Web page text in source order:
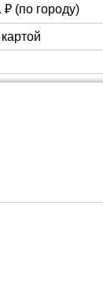
₽ (по городу)